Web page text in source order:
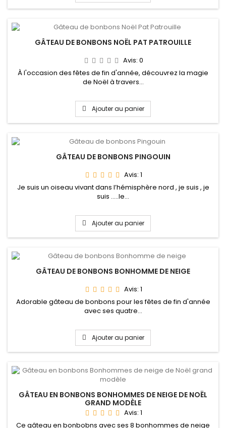
GÂTEAU DE BONBONS NOËL PAT PATROUILLE
Avis: 0
À l'occasion des fêtes de fin d'année, découvrez la magie
de Noël à travers...
Ajouter au panier
GÂTEAU DE BONBONS PINGOUIN
Avis: 1
Je suis un oiseau vivant dans l’hémisphère nord , je suis , je
suis .....le...
Ajouter au panier
GÂTEAU DE BONBONS BONHOMME DE NEIGE
Avis: 1
Adorable gâteau de bonbons pour les fêtes de fin d'année
avec ses quatre...
Ajouter au panier
GÂTEAU EN BONBONS BONHOMMES DE NEIGE DE NOËL
GRAND MODÈLE
Avis: 1
Ce gâteau en bonbobns avec ses 8 bonhommes de neige